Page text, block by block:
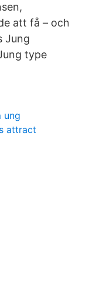
att få – och
Jung
type
ung
attract